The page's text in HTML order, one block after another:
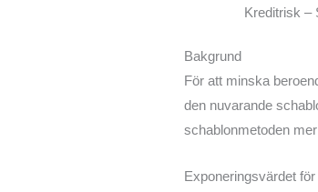
Kreditrisk –
Bakgrund
För att minska
den nuvarande
schablonmetoden
Exponeringsvärdet